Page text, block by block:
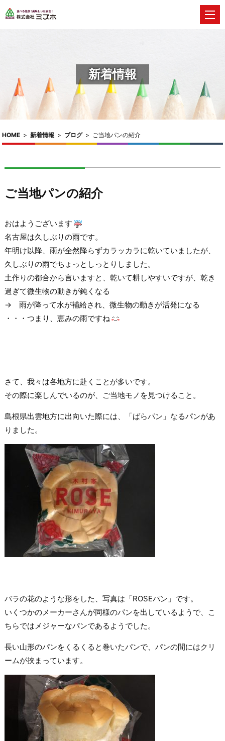
新着情報
HOME > 新着情報 > ブログ> ご当地パンの紹介
ご当地パンの紹介
おはようございます
名古屋は久しぶりの雨です。
年明け以降、雨が全然降らずカラッカラに乾いていましたが、
久しぶりの雨でちょっとしっとりしました。
土作りの都合から言いますと、乾いて耕しやすいですが、乾き
過ぎて微生物の動きが鈍くなる
→ 雨が降って水が補給され、微生物の動きが活発になる
・・・つまり、恵みの雨ですね
さて、我々は各地方に赴くことが多いです。
その際に楽しんでいるのが、ご当地モノを見つけること。
島根県出雲地方に出向いた際には、「ばらパン」なるパンがあ
りました。
バラの花のような形をした、写真は「ROSEパン」です。
いくつかのメーカーさんが同様のパンを出しているようで、こ
ちらではメジャーなパンであるようでした。
長い山形のパンをくるくると巻いたパンで、パンの間にはクリ
ームが挟まっています。